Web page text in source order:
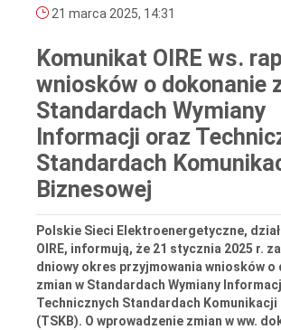
21 marca 2025, 14:31
Komunikat OIRE ws.
wniosków o dokonanie
Standardach Wymiany
Informacji oraz
Standardach
Biznesowej
Polskie Sieci Elektroenergetyczne,
OIRE, informują, że 21 stycznia 2025 r.
dniowy okres przyjmowania wniosków o
zmian w Standardach Wymiany
Technicznych Standardach Komunikacji
(TSKB). O wprowadzenie zmian w ww.